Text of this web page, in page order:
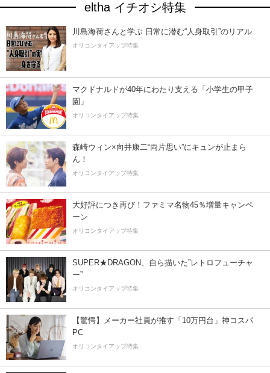
eltha イチオシ特集
川島海荷さんと学ぶ 日常に潜む“人身取引”のリアル
オリコンタイアップ特集
マクドナルドが40年にわたり支える「小学生の甲子
園」
オリコンタイアップ特集
森崎ウィン×向井康二“両片思い”にキュンが止まら
ん！
オリコンタイアップ特集
大好評につき再び！ファミマ名物45％増量キャンペ
ーン
オリコンタイアップ特集
SUPER★DRAGON、自ら描いた”レトロフューチャ
ー”
オリコンタイアップ特集
【驚愕】メーカー社員が推す「10万円台」神コスパ
PC
オリコンタイアップ特集